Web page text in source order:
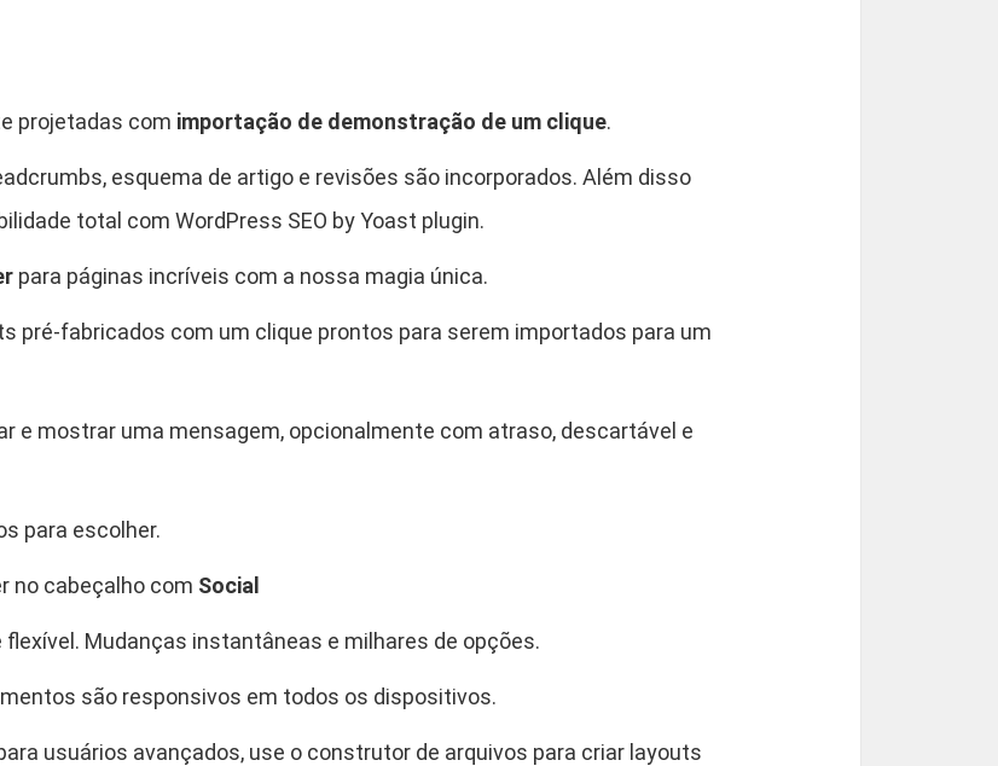
W
r
d
r
s
u
i
a
e
projetadas com importação de demonstração de um clique.
esquema de artigo e revisões são incorporados. Além disso
total com WordPress SEO by Yoast plugin.
para páginas incríveis com a nossa magia única.
pré-fabricados com um clique prontos para serem importados para um
e mostrar uma mensagem, opcionalmente com atraso, descartável e
para escolher.
no cabeçalho com Social
Mudanças instantâneas e milhares de opções.
são responsivos em todos os dispositivos.
usuários avançados, use o construtor de arquivos para criar layouts